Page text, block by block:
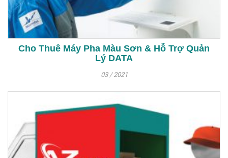
Cho Thuê Máy Pha Màu Sơn & Hỗ Trợ Quản
Lý DATA
03 / 2021